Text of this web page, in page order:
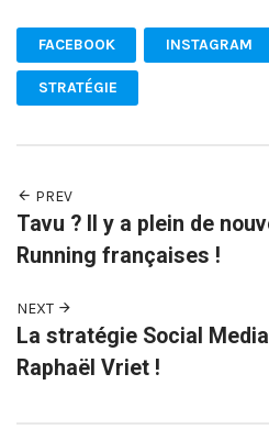
FACEBOOK INSTAGRAM
STRATÉGIE
PREV
Tavu ? Il y a plein de
Running françaises !
NEXT
La stratégie Social
Raphaël Vriet !